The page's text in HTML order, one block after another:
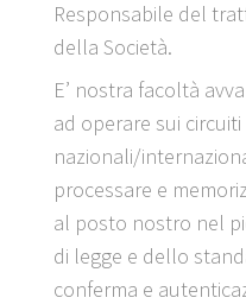
Responsabile del
della Società.
E’ nostra facoltà
ad operare sui
nazionali/
processare e
al posto nostro nel
di legge e dello
conferma e